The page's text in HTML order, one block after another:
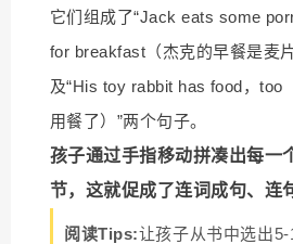
它们组成了“Jack eats some
for breakfast（杰克的早餐是麦
及“His toy rabbit has food，too
用餐了）”两个句子。
孩子通过手指移动拼凑出每一
节，这就促成了连词成句、连
阅读Tips:让孩子从书中选出